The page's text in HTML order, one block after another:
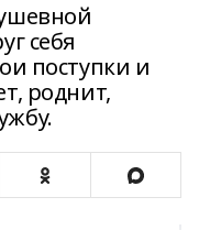
себя
поступки и
роднит,